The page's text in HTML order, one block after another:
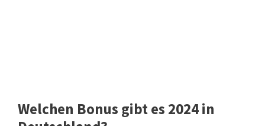
Welchen Bonus gibt es 2024 in